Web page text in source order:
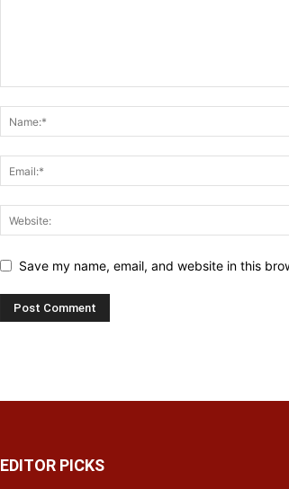
Save my name, email, and website in this
EDITOR PICKS